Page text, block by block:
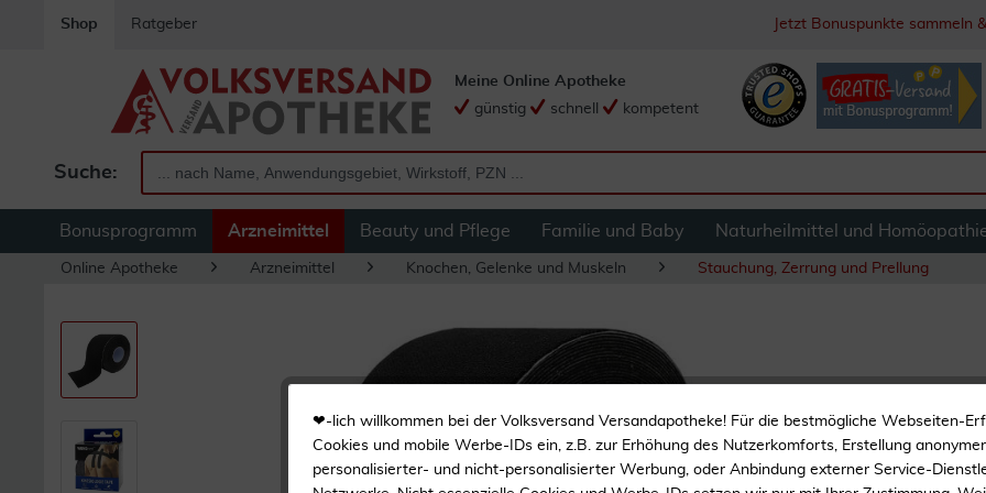
Shop Ratgeber Jetzt Bonuspunkte sammeln
Suche:
Meine Online Apotheke
günstig
schnell kompetent
Bonusprogramm Arzneimittel Beauty und Pflege Familie und Baby Naturheilmittel und
Online Apotheke Arzneimittel Knochen, Gelenke und Muskeln Stauchung, Zerrung und Prellung
Wundmed
❤-lich willkommen bei der Volksversand Versandapotheke! Für die bestmögliche Webseiten-
Cookies und mobile Werbe-IDs ein, z.B. zur Erhöhung des Nutzerkomforts, Erstellung
personalisierter- und nicht-personalisierter Werbung, oder Anbindung externer Service-